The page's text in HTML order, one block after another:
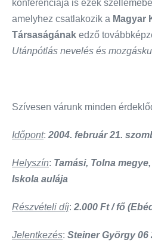
konferenciája is ezek
amelyhez csatlakozik a Magyar
Társaságának edző
Utánpótlás nevelés és
Szívesen várunk minden
Időpont: 2004. február 21.
Helyszín: Tamási, Tolna
Iskola aulája
Részvételi díj: 2.000 Ft / fő
Jelentkezés: Steiner György 06